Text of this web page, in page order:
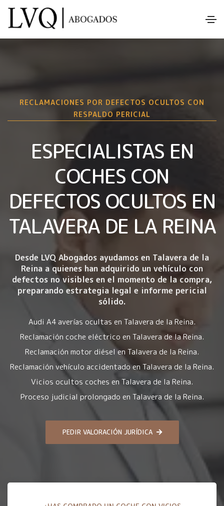
RECLAMACIONES POR DEFECTOS OCULTOS CON
RESPALDO PERICIAL
ESPECIALISTAS EN
COCHES CON
DEFECTOS OCULTOS EN
TALAVERA DE LA REINA
Desde LVQ Abogados ayudamos en Talavera de la
Reina a quienes han adquirido un vehículo con
defectos no visibles en el momento de la compra,
preparando estrategia legal e informe pericial
sólido.
Audi A4 averías ocultas en Talavera de la Reina.
Reclamación coche eléctrico en Talavera de la Reina.
Reclamación motor diésel en Talavera de la Reina.
Reclamación vehículo accidentado en Talavera de la Reina.
Vicios ocultos coches en Talavera de la Reina.
Proceso judicial prolongado en Talavera de la Reina.
PEDIR VALORACIÓN JURÍDICA